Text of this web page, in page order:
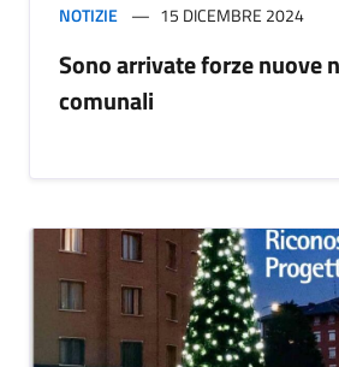
NOTIZIE 15 DICEMBRE 2024
Sono arrivate forze nuove
comunali